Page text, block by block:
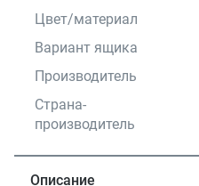
Цвет/материал
Вариант ящика
Производитель
Страна-
производитель
Описание